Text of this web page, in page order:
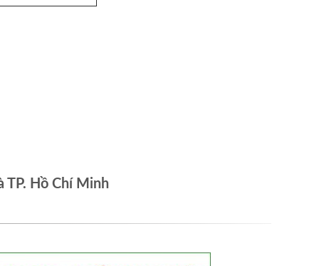
TP. Hồ Chí Minh